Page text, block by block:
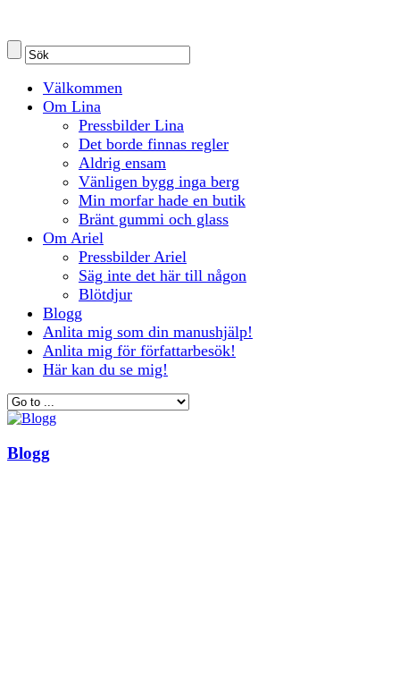
Välkommen
Om Lina
Pressbilder Lina
Det borde finnas regler
Aldrig ensam
Vänligen bygg inga berg
Min morfar hade en butik
Bränt gummi och glass
Om Ariel
Pressbilder Ariel
Säg inte det här till någon
Blötdjur
Blogg
Anlita mig som din manushjälp!
Anlita mig för författarbesök!
Här kan du se mig!
Blogg